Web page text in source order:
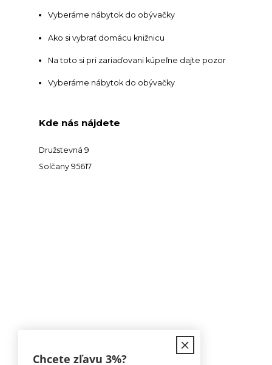
Vyberáme nábytok do obývačky
Ako si vybrať domácu knižnicu
Na toto si pri zariaďovani kúpeľne dajte pozor
Vyberáme nábytok do obývačky
Kde nás nájdete
Družstevná 9
Solčany 95617
Chcete zľavu 3%?